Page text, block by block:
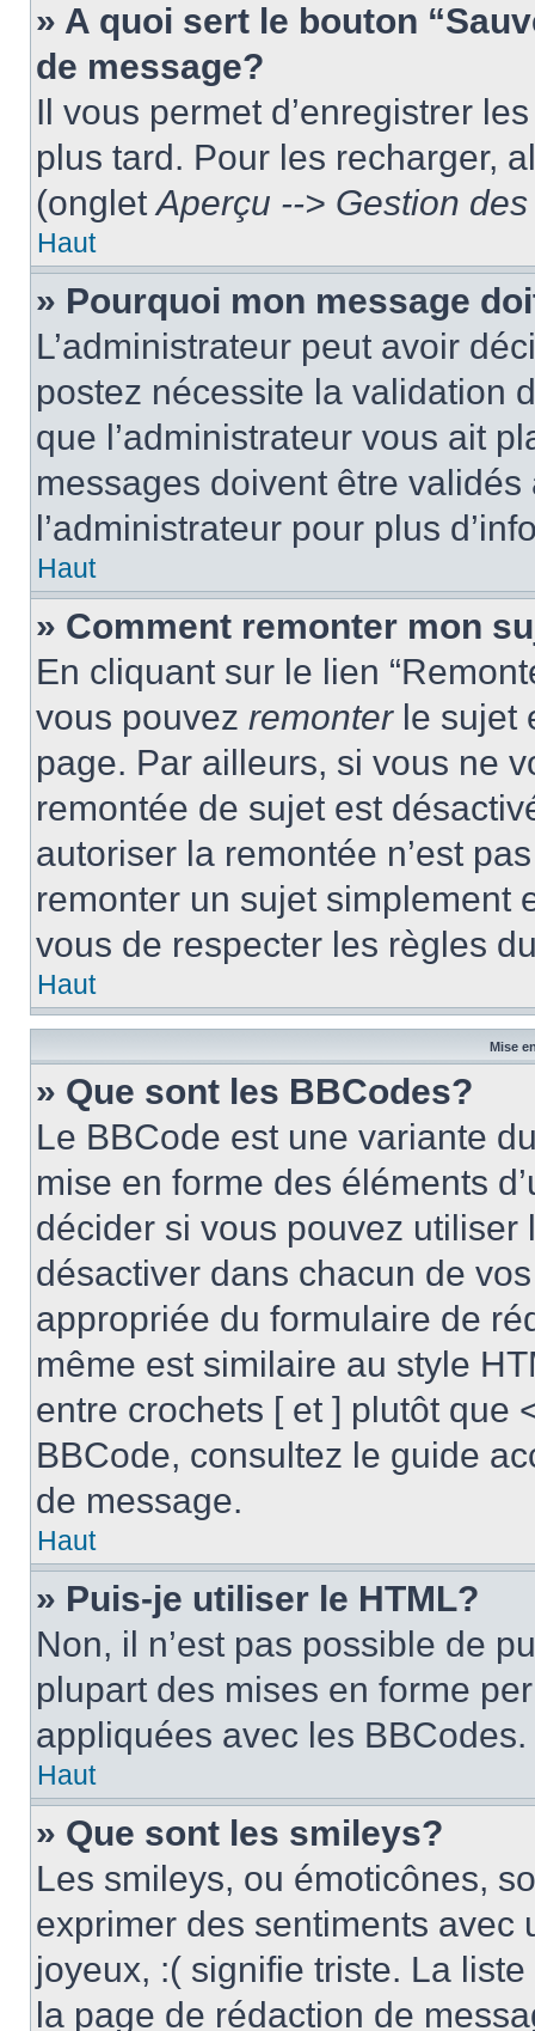
» A quoi sert le bouton
de message?
Il vous permet d’enregistrer
plus tard. Pour les recharger,
(ongletAperçu --> Gestion
Haut
» Pourquoi mon message
L’administrateur peut avoir
postez nécessite la validation
que l’administrateur vous ait
messages doivent être validés
l’administrateur pour plus
Haut
» Comment remonter mon
En cliquant sur le lien
vous pouvez remonterle sujet
page. Par ailleurs, si vous ne
remontée de sujet est
autoriser la remontée n’est
remonter un sujet simplement
vous de respecter les règles
Haut
Mise
» Que sont les BBCodes?
Le BBCode est une variante
mise en forme des éléments
décider si vous pouvez
désactiver dans chacun de
appropriée du formulaire de
même est similaire au style
entre crochets [ et ] plutôt que
BBCode, consultez le guide
de message.
Haut
» Puis-je utiliser le HTML?
Non, il n’est pas possible de
plupart des mises en forme
appliquées avec les BBCodes.
Haut
» Que sont les smileys?
Les smileys, ou émoticônes,
exprimer des sentiments avec
joyeux, :( signifie triste. La
la page de rédaction de